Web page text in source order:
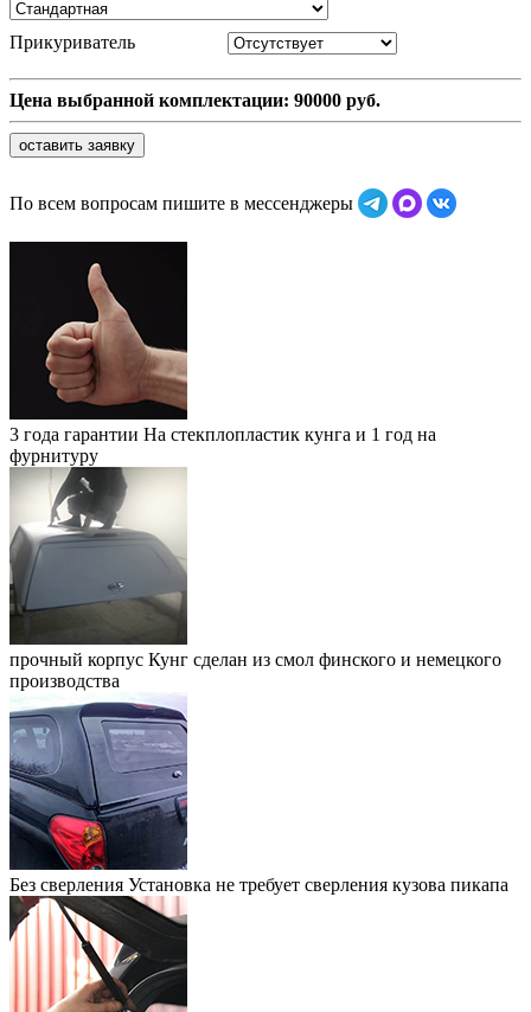
Прикуриватель
Цена выбранной комплектации: 90000 руб.
оставить заявку
По всем вопросам пишите в мессенджеры
3 года гарантии На стекплопластик кунга и 1 год на
фурнитуру
прочный корпус Кунг сделан из смол финского и немецкого
производства
Без сверления Установка не требует сверления кузова пикапа